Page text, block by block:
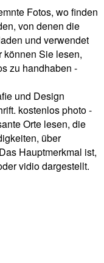
Fotos, wo finden
von denen die
und verwendet
können Sie lesen,
zu handhaben -
und Design
kostenlos photo -
Orte lesen, die
über
Hauptmerkmal ist,
vidio dargestellt.